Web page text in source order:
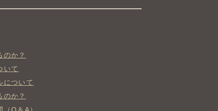
のか？
いて
について
のか？